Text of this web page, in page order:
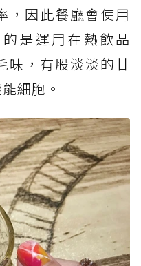
，因此餐廳會使用
是運用在熱飲品
味，有股淡淡的甘
細胞。